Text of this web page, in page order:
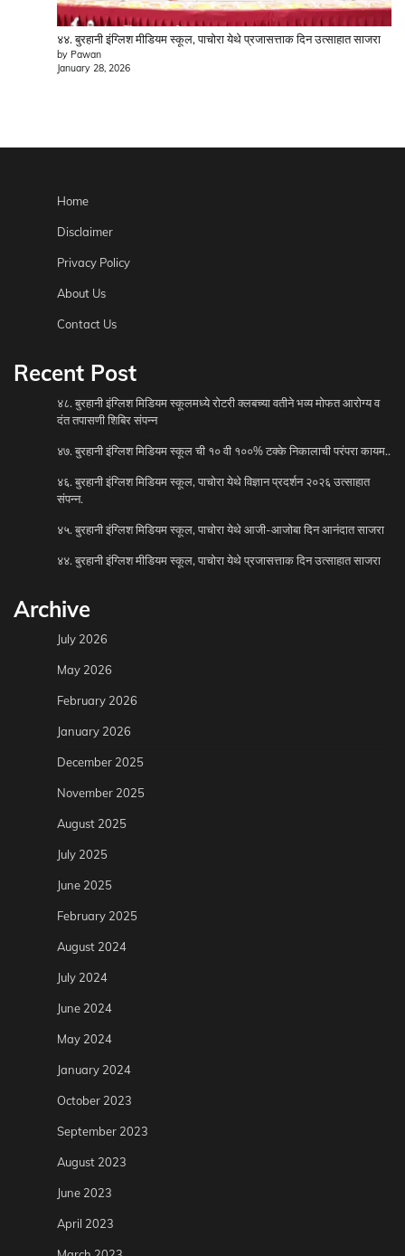
४४. बुरहानी इंग्लिश मीडियम स्कूल, पाचोरा येथे प्रजासत्ताक दिन उत्साहात साजरा
by Pawan
January 28, 2026
Home
Disclaimer
Privacy Policy
About Us
Contact Us
Recent Post
४८. बुरहानी इंग्लिश मिडियम स्कूलमध्ये रोटरी क्लबच्या वतीने भव्य मोफत आरोग्य व
दंत तपासणी शिबिर संपन्न
४७. बुरहानी इंग्लिश मिडियम स्कूल ची १० वी १००% टक्के निकालाची परंपरा कायम..
४६. बुरहानी इंग्लिश मिडियम स्कूल, पाचोरा येथे विज्ञान प्रदर्शन २०२६ उत्साहात
संपन्न.
४५. बुरहानी इंग्लिश मिडियम स्कूल, पाचोरा येथे आजी-आजोबा दिन आनंदात साजरा
४४. बुरहानी इंग्लिश मीडियम स्कूल, पाचोरा येथे प्रजासत्ताक दिन उत्साहात साजरा
Archive
July 2026
May 2026
February 2026
January 2026
December 2025
November 2025
August 2025
July 2025
June 2025
February 2025
August 2024
July 2024
June 2024
May 2024
January 2024
October 2023
September 2023
August 2023
June 2023
April 2023